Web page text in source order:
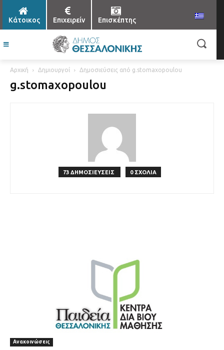
Κάτοικος Επιχειρείν Επισκέπτης
Αρχική Δημιουργοί Δημοσιεύσεις από g.stomaxopoulou
g.stomaxopoulou
73 ΔΗΜΟΣΙΕΥΣΕΙΣ 0 ΣΧΟΛΙΑ
Ανακοινώσεις